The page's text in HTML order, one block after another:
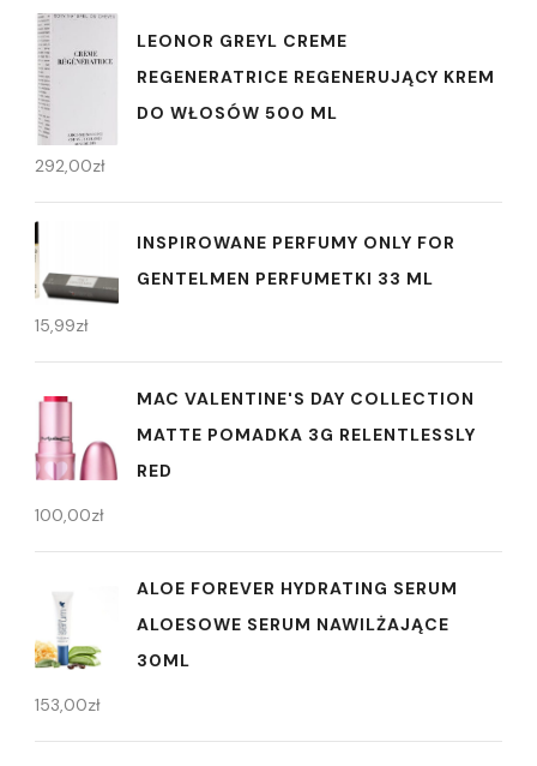
LEONOR GREYL CREME
REGENERATRICE REGENERUJĄCY KREM
DO WŁOSÓW 500 ML
292,00zł
INSPIROWANE PERFUMY ONLY FOR
GENTELMEN PERFUMETKI 33 ML
15,99zł
MAC VALENTINE'S DAY COLLECTION
MATTE POMADKA 3G RELENTLESSLY
RED
100,00zł
ALOE FOREVER HYDRATING SERUM
ALOESOWE SERUM NAWILŻAJĄCE
30ML
153,00zł